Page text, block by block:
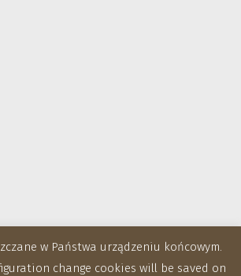
w Państwa urządzeniu końcowym.
change cookies will be saved on